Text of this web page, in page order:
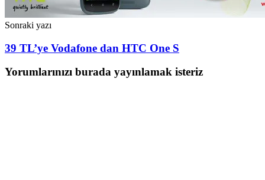
Sonraki yazı
39 TL’ye Vodafone dan HTC One S
Yorumlarınızı burada yayınlamak isteriz